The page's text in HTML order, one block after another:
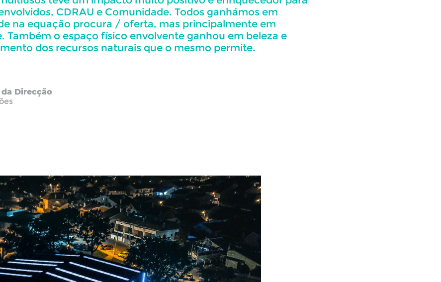
CDRAU e Comunidade. Todos ganhámos em
na equação procura / oferta, mas principalmente em
Também o espaço físico envolvente ganhou em beleza e
dos recursos naturais que o mesmo permite.
Direcção